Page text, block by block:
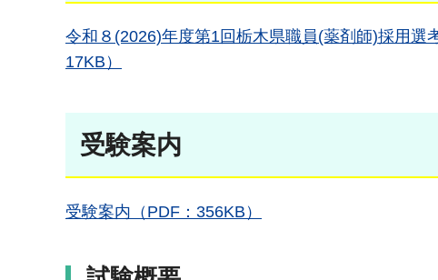
令和８(2026)年度第1回栃木県職員(薬剤師)採用選
17KB）
受験案内
受験案内（PDF：356KB）